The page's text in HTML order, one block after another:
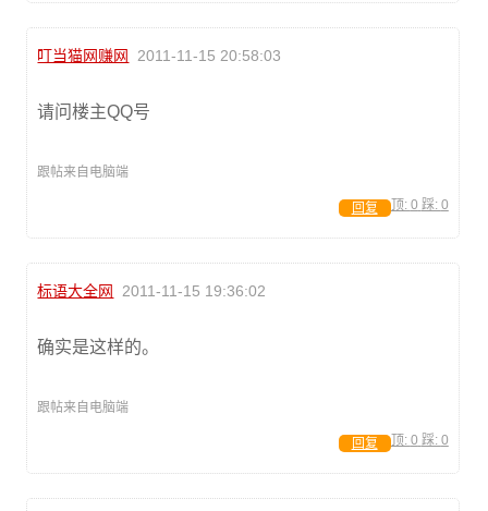
叮当猫网赚网 2011-11-15 20:58:03
请问楼主QQ号
跟帖来自电脑端
顶: 0 踩: 0
回复
标语大全网 2011-11-15 19:36:02
确实是这样的。
跟帖来自电脑端
顶: 0 踩: 0
回复